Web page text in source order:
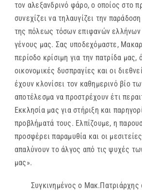
τον αλεξανδρινό φάρο, ο οποίος στο
συνεχίζει να τηλαυγίζει την
της πόλεως τόσων επιφανών
γένους μας. Σας υποδεχόμαστε,
περίοδο κρίσιμη για την πατρίδα μας,
οικονομικές δυσπραγίες και οι
έχουν κλονίσει τον καθημερινό βίο
αποτέλεσμα να προστρέχουν έτι
Εκκλησία μας για στήριξη και
προβλήματά τους. Ελπίζουμε, η
προσφέρει παραμυθία και οι
απαλύνουν το άλγος από τις ψυχές
μας».
Συγκινημένος ο Μακ.Πατριάρχης